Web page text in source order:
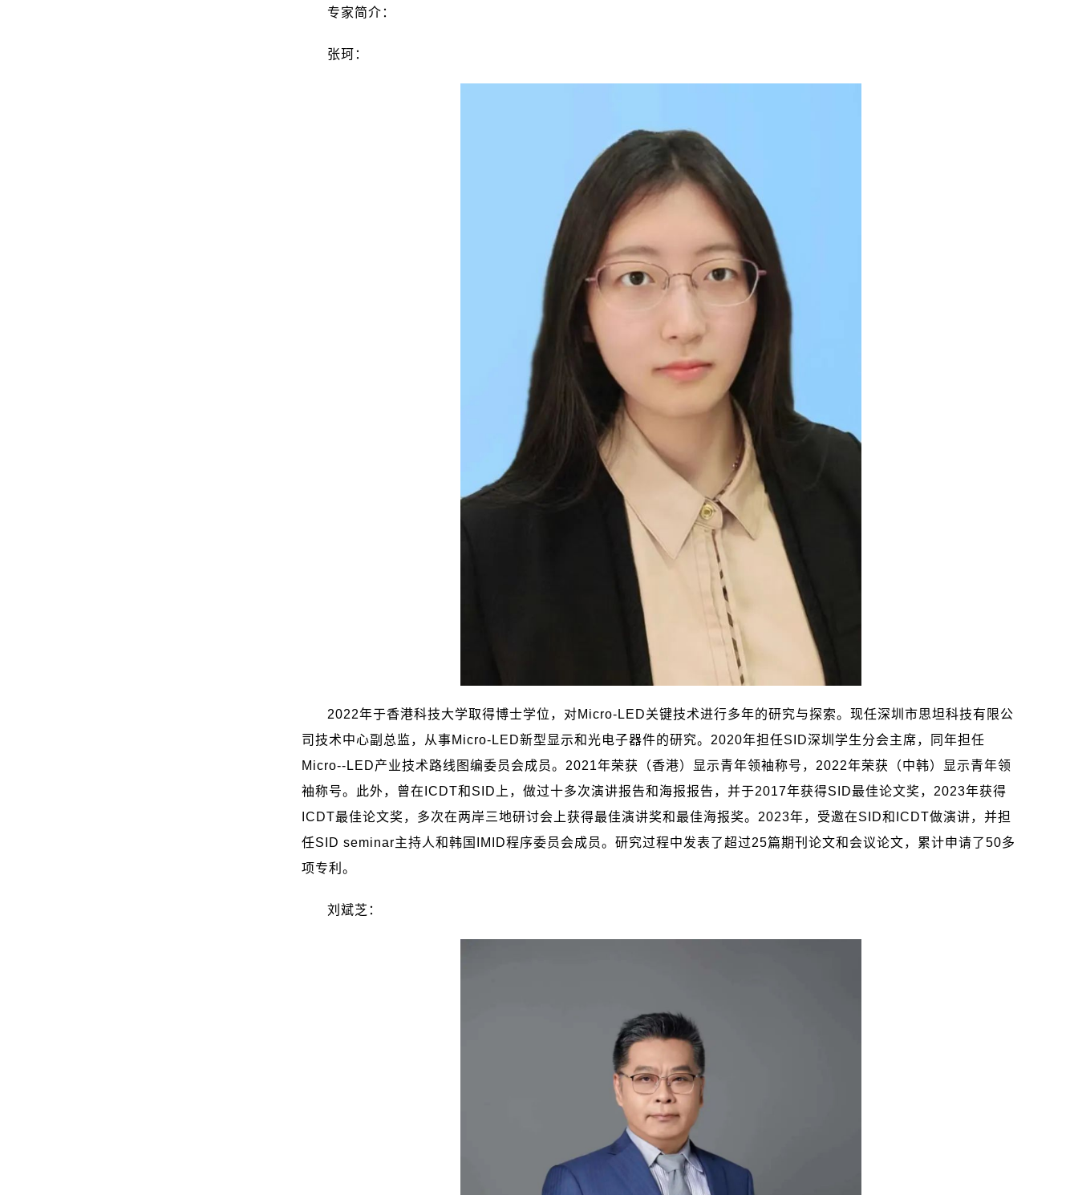
专家简介：
张珂：
2022年于香港科技大学取得博士学位，对Micro-LED关键技术进行多年的研究与探索。现任深圳市思坦科技有限公
司技术中心副总监，从事Micro-LED新型显示和光电子器件的研究。 2020年担任SID深圳学生分会主席，同年担任
Micro--LED产业技术路线图编委员会成员。 2021年荣获（香港）显示青年领袖称号， 2022年荣获（中韩）显示青年领
袖称号。此外，曾在 ICDT和 SID 上，做过十多次演讲报告和海报报告，并于2017年获得SID最佳论文奖， 2023年获得
ICDT最佳论文奖，多次在两岸三地研讨会上获得最佳演讲奖和最佳海报奖。 2023年，受邀在SID和 ICDT做演讲，并担
任SID seminar主持人和韩国 IMID程序委员会成员。研究过程中发表了超过25篇期刊论文和会议论文，累计申请了50多
项专利。
刘斌芝：